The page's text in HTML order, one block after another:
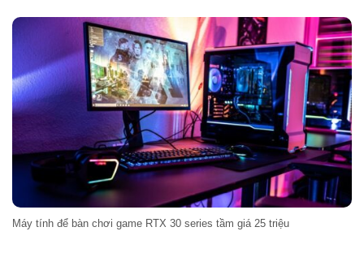
Máy tính để bàn chơi game RTX 30 series tầm giá 25 triệu